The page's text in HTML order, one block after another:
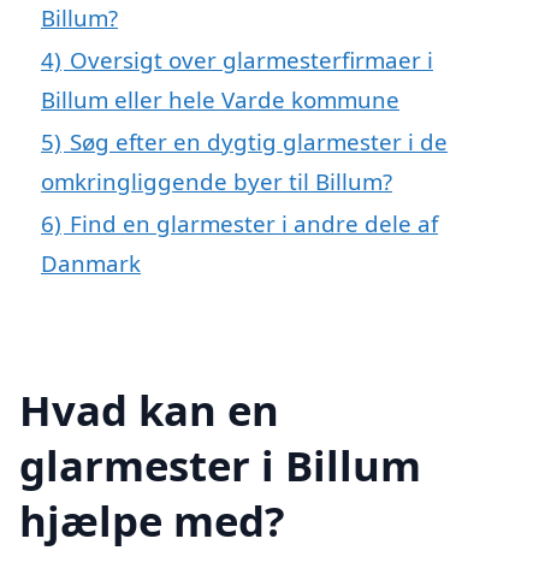
Billum?
4) Oversigt over glarmesterfirmaer i
Billum eller hele Varde kommune
5) Søg efter en dygtig glarmester i de
omkringliggende byer til Billum?
6) Find en glarmester i andre dele af
Danmark
Hvad kan en
glarmester i Billum
hjælpe med?